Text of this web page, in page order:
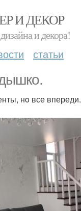
И ДЕКОР
и декора!
статьи
нo все впереди.